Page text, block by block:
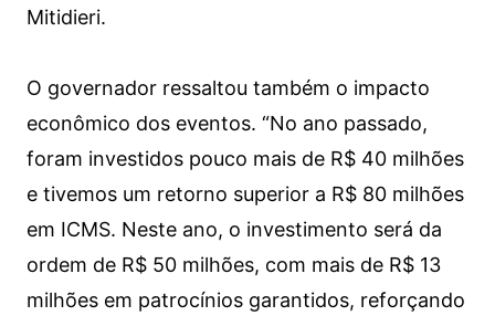
Mitidieri.
O governador ressaltou também o impacto
econômico dos eventos. “No ano passado,
foram investidos pouco mais de R$ 40 milhões
e tivemos um retorno superior a R$ 80 milhões
em ICMS. Neste ano, o investimento será da
ordem de R$ 50 milhões, com mais de R$ 13
milhões em patrocínios garantidos, reforçando